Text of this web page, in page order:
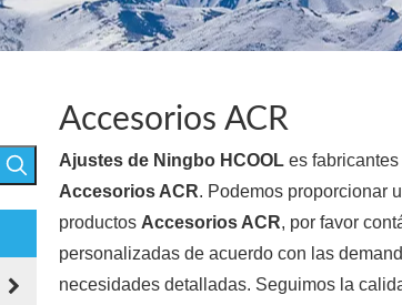
Accesorios ACR
Ajustes de Ningbo HCOOL es
Accesorios ACR. Podemos proporcionar
productos Accesorios ACR, por favor
personalizadas de acuerdo con las
necesidades detalladas. Seguimos la